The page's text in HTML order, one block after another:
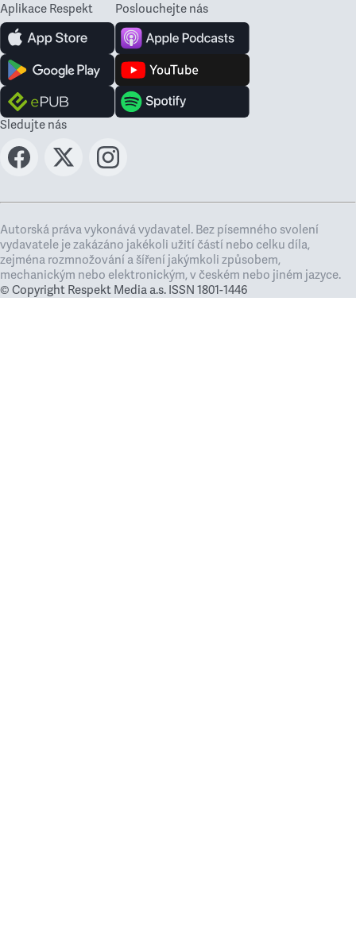
Aplikace Respekt Poslouchejte nás
Sledujte nás
Autorská práva vykonává vydavatel. Bez písemného svolení
vydavatele je zakázáno jakékoli užití částí nebo celku díla,
zejména rozmnožování a šíření jakýmkoli způsobem,
mechanickým nebo elektronickým, v českém nebo jiném jazyce.
© Copyright Respekt Media a.s. ISSN 1801-1446